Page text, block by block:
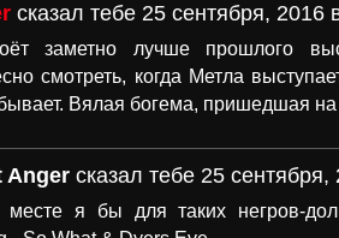
сказал тебе 25 сентября, 2016
заметно лучше прошлого
смотреть, когда Метла
Вялая богема, пришедшая на
Anger сказал тебе 25
я бы для таких негров-